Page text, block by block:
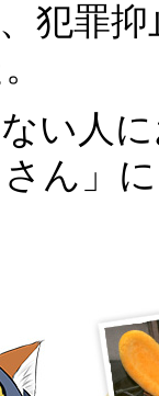
犯罪
い人
さん」